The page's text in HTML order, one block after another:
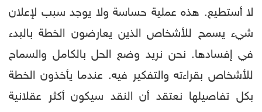
لا أستطيع. هذه عملية حساسة ولا يوجد سبب لإعلان
شيء يسمح للأشخاص الذين يعارضون الخطة بالبدء
في إفسادها. نحن نريد وضع الحل بالكامل والسماح
للأشخاص بقراءته والتفكير فيه. عندما يأخذون الخطة
بكل تفاصيلها نعتقد أن النقد سيكون أكثر عقلانية